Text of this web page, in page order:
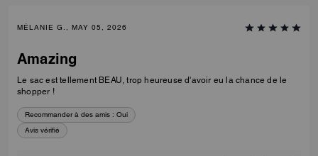
MÉLANIE G., MAY 05, 2026
Amazing
Le sac est tellement BEAU, trop heureuse d'avoir eu la chance de le
shopper !
Recommander à des amis : Oui
Avis vérifié